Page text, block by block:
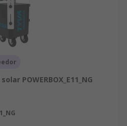
POWERBOX_E11_NG